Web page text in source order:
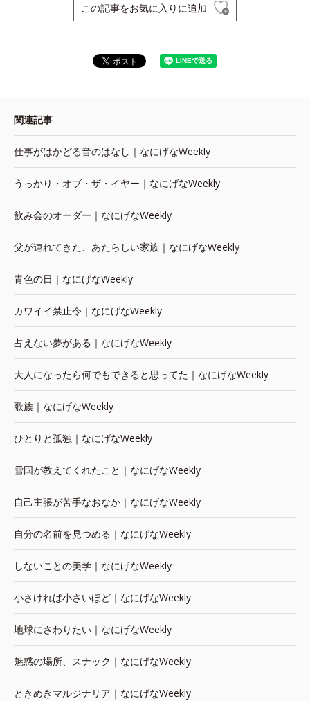
この記事をお気に入りに追加
関連記事
仕事がはかどる音のはなし｜なにげなWeekly
うっかり・オブ・ザ・イヤー｜なにげなWeekly
飲み会のオーダー｜なにげなWeekly
父が連れてきた、あたらしい家族｜なにげなWeekly
青色の日｜なにげなWeekly
カワイイ禁止令｜なにげなWeekly
占えない夢がある｜なにげなWeekly
大人になったら何でもできると思ってた｜なにげなWeekly
歌族｜なにげなWeekly
ひとりと孤独｜なにげなWeekly
雪国が教えてくれたこと｜なにげなWeekly
自己主張が苦手なおなか｜なにげなWeekly
自分の名前を見つめる｜なにげなWeekly
しないことの美学｜なにげなWeekly
小さければ小さいほど｜なにげなWeekly
地球にさわりたい｜なにげなWeekly
魅惑の場所、スナック｜なにげなWeekly
ときめきマルジナリア｜なにげなWeekly